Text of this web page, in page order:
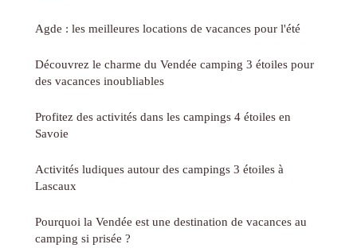
Agde : les meilleures locations de vacances pour l'été
Découvrez le charme du Vendée camping 3 étoiles pour
des vacances inoubliables
Profitez des activités dans les campings 4 étoiles en
Savoie
Activités ludiques autour des campings 3 étoiles à
Lascaux
Pourquoi la Vendée est une destination de vacances au
camping si prisée ?